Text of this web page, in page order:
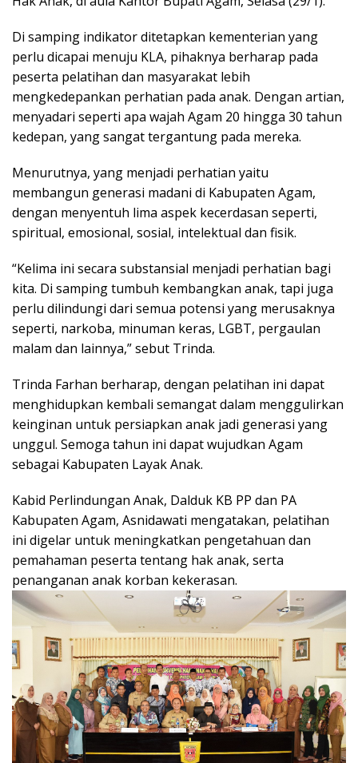
Di samping indikator ditetapkan kementerian yang
perlu dicapai menuju KLA, pihaknya berharap pada
peserta pelatihan dan masyarakat lebih
mengkedepankan perhatian pada anak. Dengan artian,
menyadari seperti apa wajah Agam 20 hingga 30 tahun
kedepan, yang sangat tergantung pada mereka.
Menurutnya, yang menjadi perhatian yaitu
membangun generasi madani di Kabupaten Agam,
dengan menyentuh lima aspek kecerdasan seperti,
spiritual, emosional, sosial, intelektual dan fisik.
“Kelima ini secara substansial menjadi perhatian bagi
kita. Di samping tumbuh kembangkan anak, tapi juga
perlu dilindungi dari semua potensi yang merusaknya
seperti, narkoba, minuman keras, LGBT, pergaulan
malam dan lainnya,” sebut Trinda.
Trinda Farhan berharap, dengan pelatihan ini dapat
menghidupkan kembali semangat dalam menggulirkan
keinginan untuk persiapkan anak jadi generasi yang
unggul. Semoga tahun ini dapat wujudkan Agam
sebagai Kabupaten Layak Anak.
Kabid Perlindungan Anak, Dalduk KB PP dan PA
Kabupaten Agam, Asnidawati mengatakan, pelatihan
ini digelar untuk meningkatkan pengetahuan dan
pemahaman peserta tentang hak anak, serta
penanganan anak korban kekerasan.